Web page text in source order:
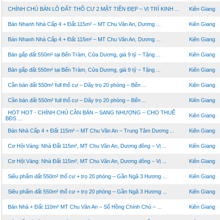
CHÍNH CHỦ BÁN LÔ ĐẤT THỔ CƯ 2 MẶT TIỀN ĐẸP – VỊ TRÍ KINH ... Kiên Giang
Bán Nhanh Nhà Cấp 4 + Đất 115m² – MT Chu Văn An, Dương ... Kiên Giang
Bán Nhanh Nhà Cấp 4 + Đất 115m² – MT Chu Văn An, Dương ... Kiên Giang
Bán gấp đất 550m² tại Bến Tràm, Cửa Dương, giá 9 tỷ – Tặng ... Kiên Giang
Bán gấp đất 550m² tại Bến Tràm, Cửa Dương, giá 9 tỷ – Tặng ... Kiên Giang
Cần bán đất 550m² full thổ cư – Dãy trọ 20 phòng – Bến ... Kiên Giang
Cần bán đất 550m² full thổ cư – Dãy trọ 20 phòng – Bến ... Kiên Giang
HOT HOT - CHÍNH CHỦ CẦN BÁN – SANG NHƯỢNG – CHO THUÊ
BĐS ...
Kiên Giang
Bán Nhà Cấp 4 + Đất 115m² – MT Chu Văn An – Trung Tâm Dương ... Kiên Giang
Cơ Hội Vàng: Nhà Đất 115m², MT Chu Văn An, Dương đông – Vị ... Kiên Giang
Cơ Hội Vàng: Nhà Đất 115m², MT Chu Văn An, Dương đông – Vị ... Kiên Giang
Siêu phẩm đất 550m² thổ cư + trọ 20 phòng – Gần Ngã 3 Hương ... Kiên Giang
Siêu phẩm đất 550m² thổ cư + trọ 20 phòng – Gần Ngã 3 Hương ... Kiên Giang
Bán Nhà + Đất 110m² MT Chu Văn An – Sổ Hồng Chính Chủ – ... Kiên Giang